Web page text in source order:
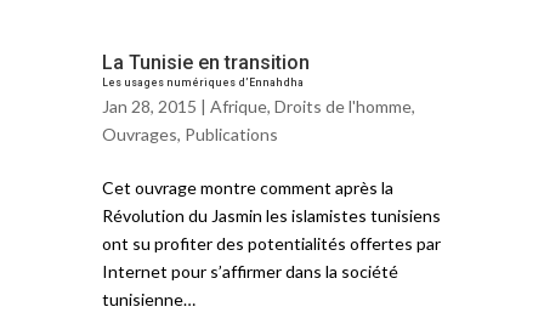
La Tunisie en transition
Les usages numériques d’Ennahdha
Jan 28, 2015 | Afrique, Droits de l'homme,
Ouvrages, Publications
Cet ouvrage montre comment après la
Révolution du Jasmin les islamistes tunisiens
ont su profiter des potentialités offertes par
Internet pour s’affirmer dans la société
tunisienne…